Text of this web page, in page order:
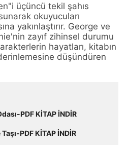
üçüncü tekil şahıs
okuyucuları
yakınlaştırır. George ve
zayıf zihinsel durumu
hayatları, kitabın
düşündüren
PDF KİTAP İNDİR
PDF KİTAP İNDİR